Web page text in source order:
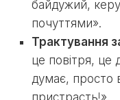
байдужий,
почуттями».
Трактування
це повітря, це
думає, просто
пристрасть!».